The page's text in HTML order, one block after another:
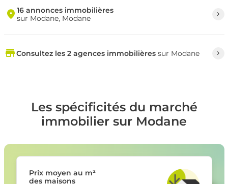
16 annonces immobilières
sur Modane, Modane
Consultez les 2 agences immobilièressur Modane
Les spécificités du marché
immobilier sur Modane
Prix moyen au m²
des maisons